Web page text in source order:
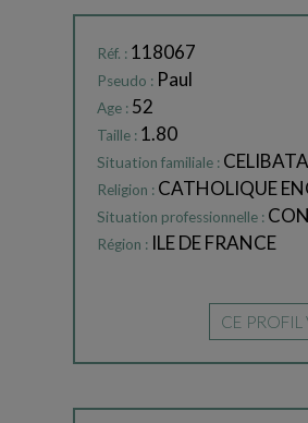
Réf. : 118067
Pseudo : Paul
Age : 52
Taille : 1.80
Situation familiale :
Religion : CATHOLIQUE
Situation professionnelle :
Région : ILE DE FRANCE
CE PROFIL